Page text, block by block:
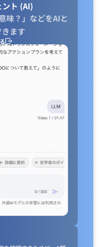
ト (AI)
味？」などをAIと
ます